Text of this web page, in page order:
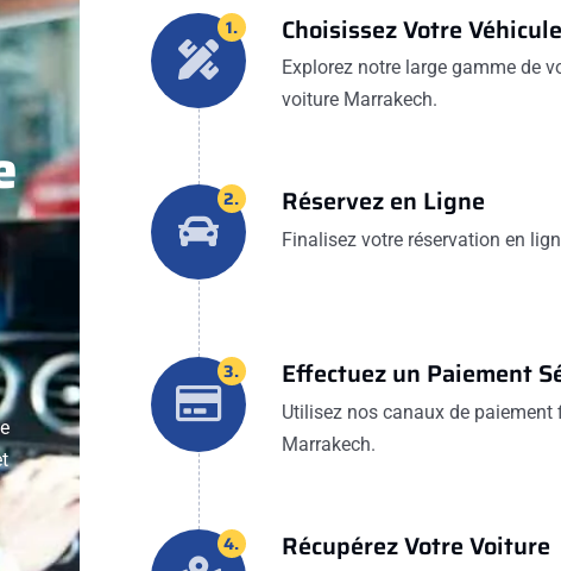
1. Choisissez Votre Véhicule
Explorez notre large gamme de
voiture Marrakech.
2. Réservez en Ligne
Finalisez votre réservation en
3. Effectuez un Paiement
Utilisez nos canaux de
Marrakech.
4. Récupérez Votre Voiture